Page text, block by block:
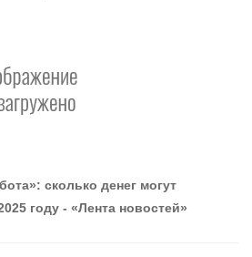
банки делают для того, чтобы
персонал - «Интервью»
сколько денег могут
году - «Лента новостей»